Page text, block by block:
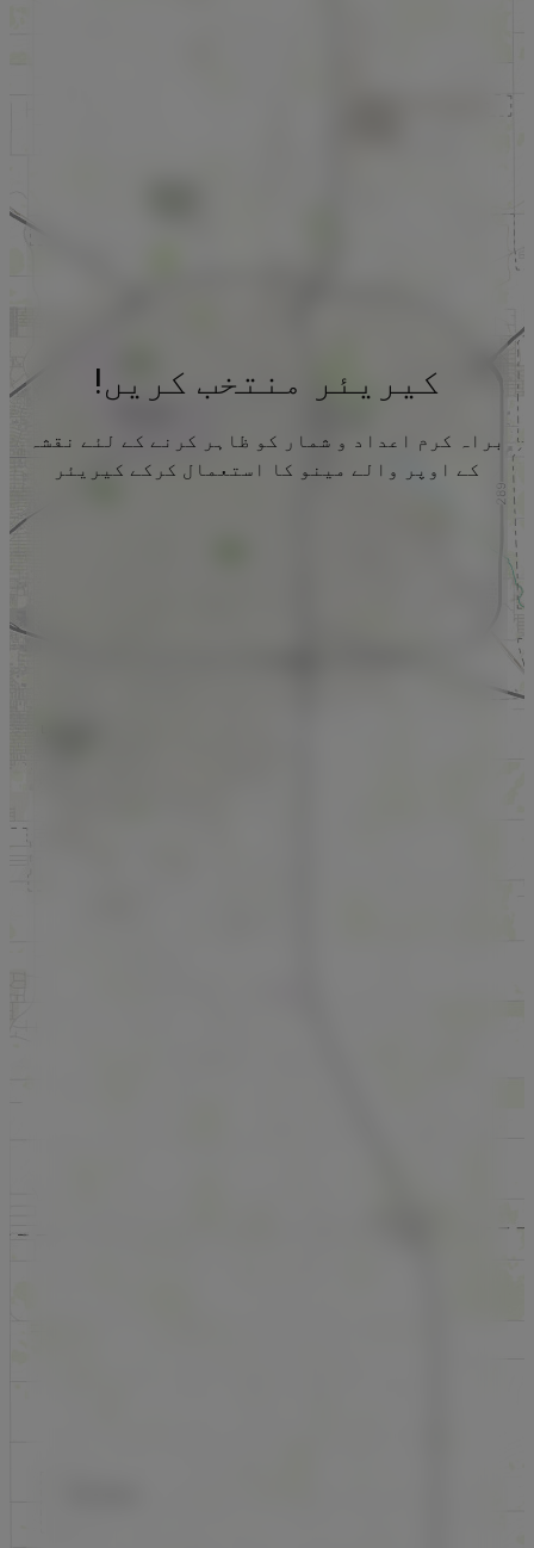
کیریئر منتخب کریں!
براہ کرم اعداد و شمار کو ظاہر کرنے کے لئے نقشہ
کے اوپر والے مینو کا استعمال کرکے کیریئر